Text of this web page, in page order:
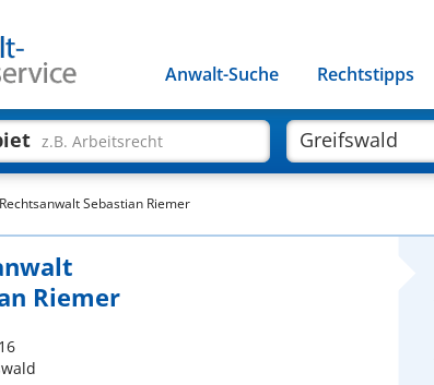
Anwalt-Suche Rechtstipps
z.B. Arbeitsrecht
Rechtsanwalt Sebastian Riemer
Riemer